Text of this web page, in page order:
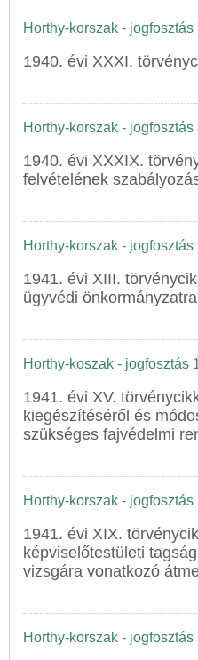
Horthy-korszak - jogfosztás
1940. évi XXXI.
Horthy-korszak - jogfosztás
1940. évi XXXIX.
felvételének
Horthy-korszak - jogfosztás
1941. évi XIII.
ügyvédi
Horthy-koszak - jogfosztás
1941. évi XV.
kiegészítéséről és
szükséges fajvédelmi
Horthy-korszak - jogfosztás
1941. évi XIX.
képviselőtestületi
vizsgára vonatkozó
Horthy-korszak - jogfosztás